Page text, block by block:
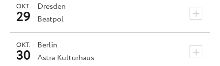
Dresden +
OKT.
29 Beatpol
Berlin +
OKT.
30 Astra Kulturhaus